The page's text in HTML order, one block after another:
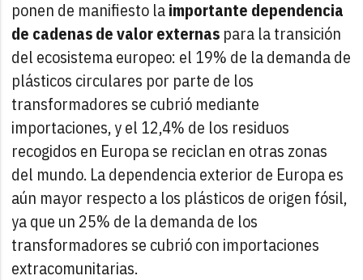
ponen de manifiesto laimportante dependencia
de cadenas de valor externas para la transición
del ecosistema europeo: el 19% de la demanda de
plásticos circulares por parte de los
transformadores se cubrió mediante
importaciones, y el 12,4% de los residuos
recogidos en Europa se reciclan en otras zonas
del mundo. La dependencia exterior de Europa es
aún mayor respecto a los plásticos de origen fósil,
ya que un 25% de la demanda de los
transformadores se cubrió con importaciones
extracomunitarias.